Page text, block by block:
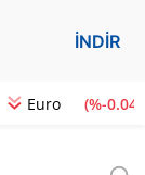
İNDİR
Euro (%-0.04)